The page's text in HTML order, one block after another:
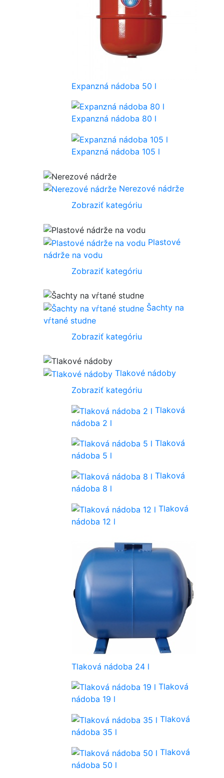
Expanzná nádoba 50 l
Expanzná nádoba 80 l
Expanzná nádoba 105 l
Nerezové nádrže
Zobraziť kategóriu
Plastové
nádrže na vodu
Zobraziť kategóriu
Šachty na
vŕtané studne
Zobraziť kategóriu
Tlakové nádoby
Zobraziť kategóriu
Tlaková
nádoba 2 l
Tlaková
nádoba 5 l
Tlaková
nádoba 8 l
Tlaková
nádoba 12 l
Tlaková nádoba 24 l
Tlaková
nádoba 19 l
Tlaková
nádoba 35 l
Tlaková
nádoba 50 l